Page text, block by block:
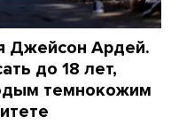
Джейсон Ардей.
до 18 лет,
темнокожим